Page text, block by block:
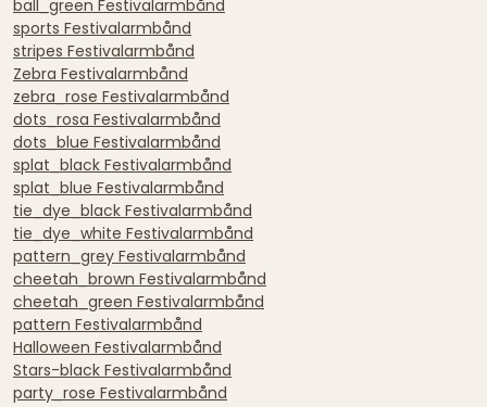
ball_green Festivalarmbånd
sports Festivalarmbånd
stripes Festivalarmbånd
Zebra Festivalarmbånd
zebra_rose Festivalarmbånd
dots_rosa Festivalarmbånd
dots_blue Festivalarmbånd
splat_black Festivalarmbånd
splat_blue Festivalarmbånd
tie_dye_black Festivalarmbånd
tie_dye_white Festivalarmbånd
pattern_grey Festivalarmbånd
cheetah_brown Festivalarmbånd
cheetah_green Festivalarmbånd
pattern Festivalarmbånd
Halloween Festivalarmbånd
Stars-black Festivalarmbånd
party_rose Festivalarmbånd